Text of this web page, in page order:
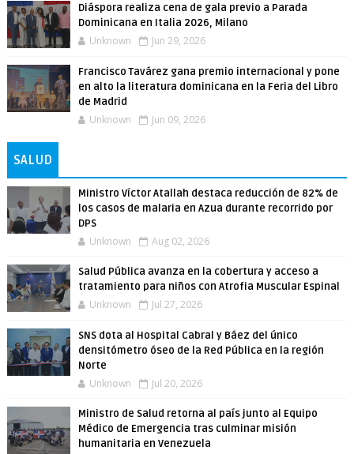
Diáspora realiza cena de gala previo a Parada
Dominicana en Italia 2026, Milano
Unknown Jun 29, 2026
Francisco Tavárez gana premio internacional y pone
en alto la literatura dominicana en la Feria del Libro
de Madrid
Unknown Jun 09, 2026
SALUD
Ministro Víctor Atallah destaca reducción de 82% de
los casos de malaria en Azua durante recorrido por
DPS
Unknown Aug 02, 2026
Salud Pública avanza en la cobertura y acceso a
tratamiento para niños con Atrofia Muscular Espinal
Unknown Jul 27, 2026
SNS dota al Hospital Cabral y Báez del único
densitómetro óseo de la Red Pública en la región
Norte
Unknown Jul 20, 2026
Ministro de Salud retorna al país junto al Equipo
Médico de Emergencia tras culminar misión
humanitaria en Venezuela